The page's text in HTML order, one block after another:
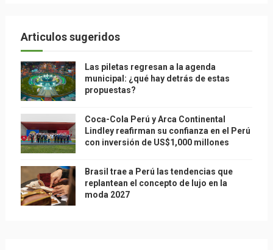
Articulos sugeridos
Las piletas regresan a la agenda
municipal: ¿qué hay detrás de estas
propuestas?
Coca-Cola Perú y Arca Continental
Lindley reafirman su confianza en el Perú
con inversión de US$1,000 millones
Brasil trae a Perú las tendencias que
replantean el concepto de lujo en la
moda 2027